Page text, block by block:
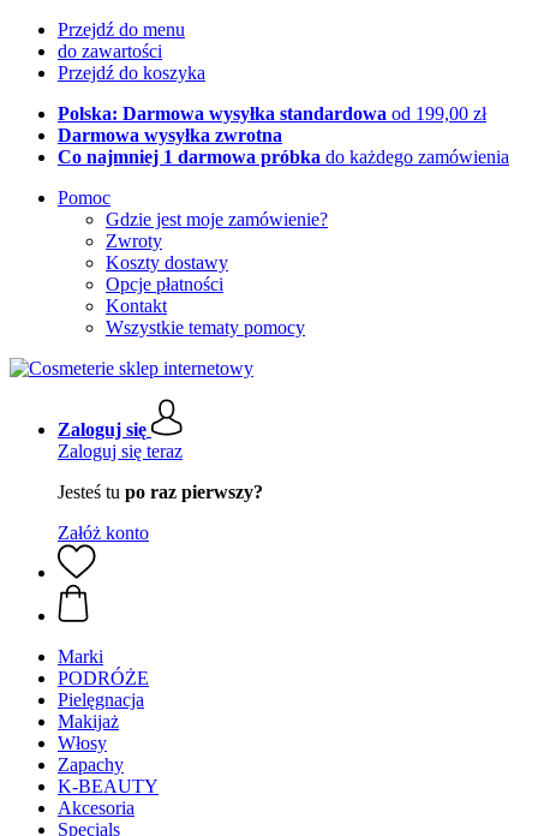
Przejdź do menu
do zawartości
Przejdź do koszyka
Polska: Darmowa wysyłka standardowa od 199,00 zł
Darmowa wysyłka zwrotna
Co najmniej 1 darmowa próbka do każdego zamówienia
Pomoc
Gdzie jest moje zamówienie?
Zwroty
Koszty dostawy
Opcje płatności
Kontakt
Wszystkie tematy pomocy
Zaloguj się
Zaloguj się teraz
Jesteś tu po raz pierwszy?
Załóż konto
Marki
PODRÓŻE
Pielęgnacja
Makijaż
Włosy
Zapachy
K-BEAUTY
Akcesoria
Specials